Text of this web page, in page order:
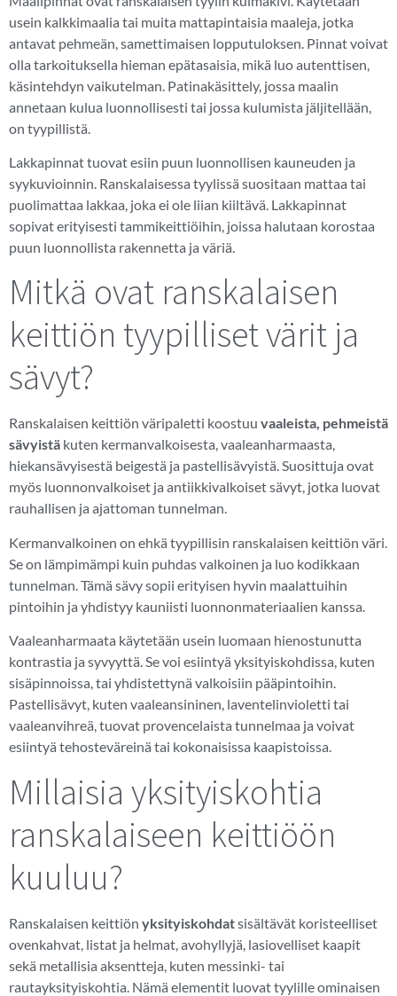
usein kalkkimaalia tai muita mattapintaisia maaleja, jotka
antavat pehmeän, samettimaisen lopputuloksen. Pinnat voivat
olla tarkoituksella hieman epätasaisia, mikä luo autenttisen,
käsintehdyn vaikutelman. Patinakäsittely, jossa maalin
annetaan kulua luonnollisesti tai jossa kulumista jäljitellään,
on tyypillistä.
Lakkapinnat tuovat esiin puun luonnollisen kauneuden ja
syykuvioinnin. Ranskalaisessa tyylissä suositaan mattaa tai
puolimattaa lakkaa, joka ei ole liian kiiltävä. Lakkapinnat
sopivat erityisesti tammikeittiöihin, joissa halutaan korostaa
puun luonnollista rakennetta ja väriä.
Mitkä ovat ranskalaisen
keittiön tyypilliset värit ja
sävyt?
Ranskalaisen keittiön väripaletti koostuu vaaleista, pehmeistä
sävyistä kuten kermanvalkoisesta, vaaleanharmaasta,
hiekansävyisestä beigestä ja pastellisävyistä. Suosittuja ovat
myös luonnonvalkoiset ja antiikkivalkoiset sävyt, jotka luovat
rauhallisen ja ajattoman tunnelman.
Kermanvalkoinen on ehkä tyypillisin ranskalaisen keittiön väri.
Se on lämpimämpi kuin puhdas valkoinen ja luo kodikkaan
tunnelman. Tämä sävy sopii erityisen hyvin maalattuihin
pintoihin ja yhdistyy kauniisti luonnonmateriaalien kanssa.
Vaaleanharmaata käytetään usein luomaan hienostunutta
kontrastia ja syvyyttä. Se voi esiintyä yksityiskohdissa, kuten
sisäpinnoissa, tai yhdistettynä valkoisiin pääpintoihin.
Pastellisävyt, kuten vaaleansininen, laventelinvioletti tai
vaaleanvihreä, tuovat provencelaista tunnelmaa ja voivat
esiintyä tehosteväreinä tai kokonaisissa kaapistoissa.
Millaisia yksityiskohtia
ranskalaiseen keittiöön
kuuluu?
Ranskalaisen keittiön yksityiskohdatsisältävät koristeelliset
ovenkahvat, listat ja helmat, avohyllyjä, lasiovelliset kaapit
sekä metallisia aksentteja, kuten messinki- tai
rautayksityiskohtia. Nämä elementit luovat tyylille ominaisen